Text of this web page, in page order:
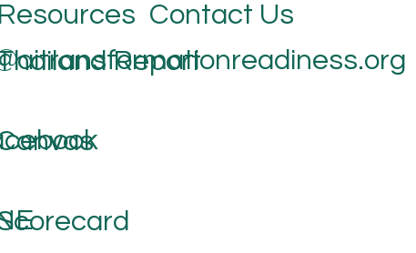
Resources
Report
Contact Us